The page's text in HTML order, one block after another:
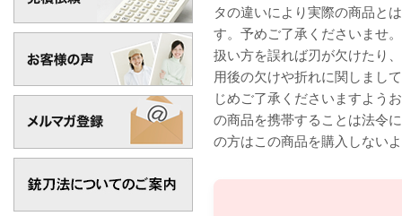
タの違いにより実際の商品と
す。 予めご了承くださいませ
扱い方を誤れば刃が欠けたり
用後の欠けや折れに関しまし
じめご了承くださいますよう
の商品を携帯することは法令
の方はこの商品を購入しない